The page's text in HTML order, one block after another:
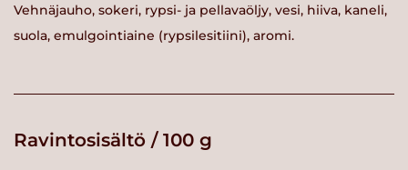
Vehnäjauho, sokeri, rypsi- ja pellavaöljy, vesi, hiiva, kaneli,
suola, emulgointiaine (rypsilesitiini), aromi.
Ravintosisältö / 100 g